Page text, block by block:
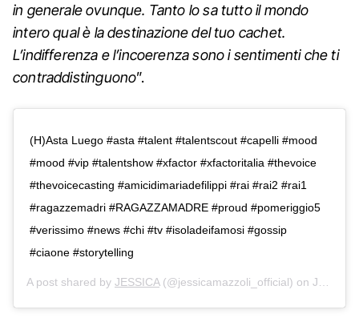
in generale ovunque. Tanto lo sa tutto il mondo
intero qual è la destinazione del tuo cachet.
L’indifferenza e l’incoerenza sono i sentimenti che ti
contraddistinguono”.
(H)Asta Luego #asta #talent #talentscout #capelli #mood
#mood #vip #talentshow #xfactor #xfactoritalia #thevoice
#thevoicecasting #amicidimariadefilippi #rai #rai2 #rai1
#ragazzemadri #RAGAZZAMADRE #proud #pomeriggio5
#verissimo #news #chi #tv #isoladeifamosi #gossip
#ciaone #storytelling
A post shared by JESSICA(@jessicamazzoli_official) on Jan 21, 2019 at 5:44am PST